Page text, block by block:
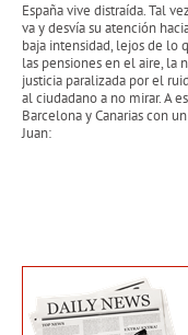
España vive distraída. Tal
va y desvía su atención
baja intensidad, lejos de lo
las pensiones en el aire, la
justicia paralizada por el
al ciudadano a no mirar. A
Barcelona y Canarias con
Juan: